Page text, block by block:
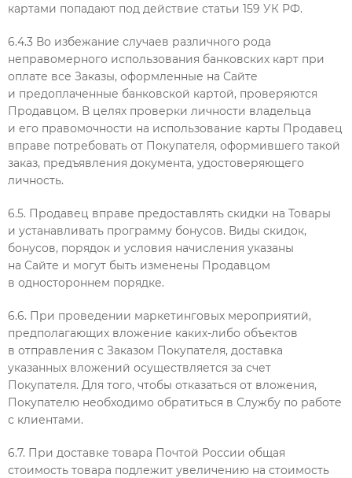
картами попадают под действие статьи 159 УК РФ.
6.4.3 Во избежание случаев различного рода
неправомерного использования банковских карт при
оплате все Заказы, оформленные на Сайте
и предоплаченные банковской картой, проверяются
Продавцом. В целях проверки личности владельца
и его правомочности на использование карты Продавец
вправе потребовать от Покупателя, оформившего такой
заказ, предъявления документа, удостоверяющего
личность.
6.5. Продавец вправе предоставлять скидки на Товары
и устанавливать программу бонусов. Виды скидок,
бонусов, порядок и условия начисления указаны
на Сайте и могут быть изменены Продавцом
в одностороннем порядке.
6.6. При проведении маркетинговых мероприятий,
предполагающих вложение каких-либо объектов
в отправления с Заказом Покупателя, доставка
указанных вложений осуществляется за счет
Покупателя. Для того, чтобы отказаться от вложения,
Покупателю необходимо обратиться в Службу по работе
с клиентами.
6.7. При доставке товара Почтой России общая
стоимость товара подлежит увеличению на стоимость